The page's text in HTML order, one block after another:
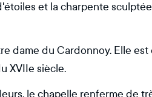
et la charpente
dame du Cardonnoy. Elle
XVIIe siècle.
le chapelle renferme de